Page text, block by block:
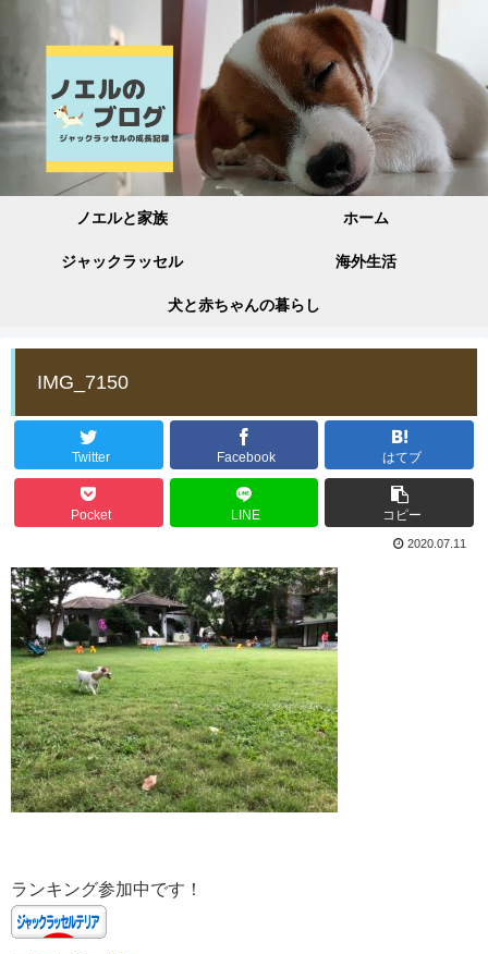
ノエルと家族 ホーム
ジャックラッセル 海外生活
犬と赤ちゃんの暮らし
IMG_7150
Twitter Facebook はてブ
Pocket LINE コピー
2020.07.11
ランキング参加中です！